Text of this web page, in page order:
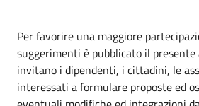
Per favorire una maggiore
suggerimenti è pubblicato il presente
invitano i dipendenti, i cittadini, le
interessati a formulare proposte ed